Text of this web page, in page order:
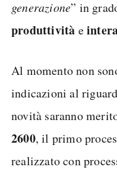
generazione” in
produttività e
Al momento non
indicazioni al
novità saranno
2600, il primo
realizzato con